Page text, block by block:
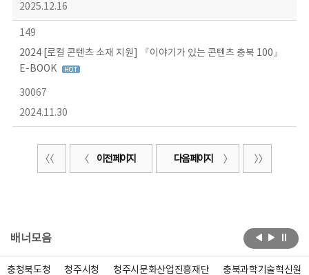
2025.12.16
149
2024 [로컬 콘텐츠 소재 지원] 『이야기가 있는 콘텐츠 충북 100』
E-BOOK
30067
2024.11.30
이전 페이지 다음 페이지
배너모음
충청북도청 청주시청 청주시문화산업진흥재단 충북과학기술혁신원